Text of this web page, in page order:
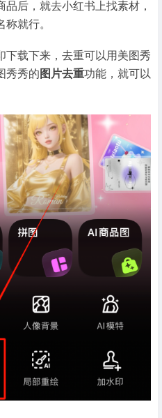
后，就去小红书上找素材，
就行。
下载下来，去重可以用美图秀
秀秀的 图片去重功能，就可以